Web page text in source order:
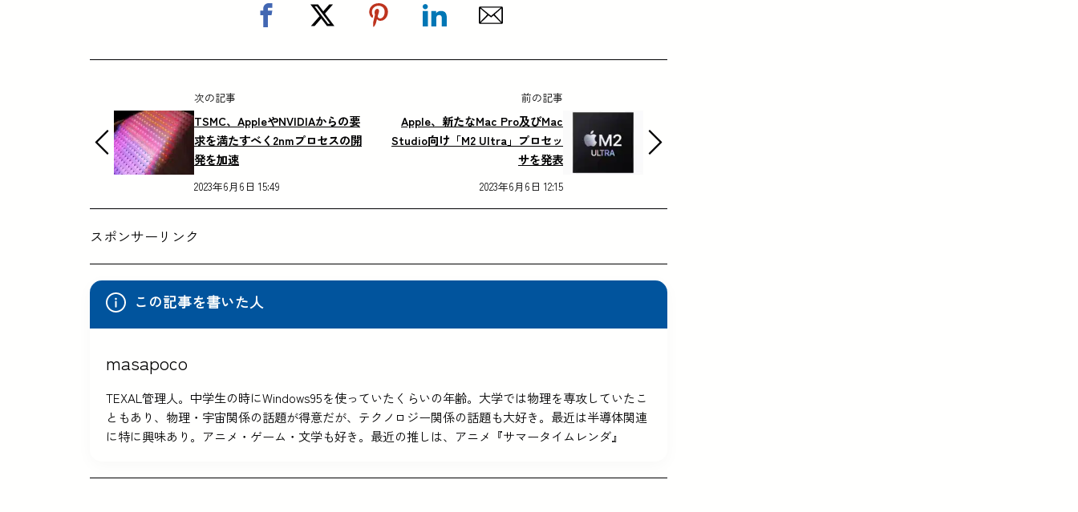
次の記事
TSMC、AppleやNVIDIAからの要
求を満たすべく2nmプロセスの開
発を加速
2023年6月6日 15:49
前の記事
Apple、新たなMac Pro及びMac
Studio向け「M2 Ultra」プロセッ
サを発表
2023年6月6日 12:15
スポンサーリンク
この記事を書いた人
masapoco
TEXAL管理人。中学生の時にWindows95を使っていたくらいの年齢。大学では物理を専攻していたこ
ともあり、物理・宇宙関係の話題が得意だが、テクノロジー関係の話題も大好き。最近は半導体関連
に特に興味あり。アニメ・ゲーム・文学も好き。最近の推しは、アニメ『サマータイムレンダ』